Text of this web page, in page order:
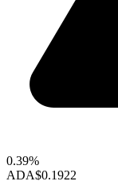
0.39%
ADA$0.1922